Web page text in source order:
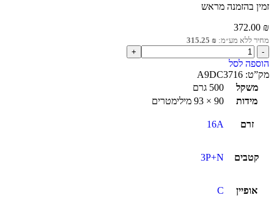
זמין בהזמנה מראש
372.00 ₪
מחיר ללא מע״מ: 315.25 ₪
הוספה לסל
מק”ט: A9DC3716
משקל
500 גרם
מידות
90 × 93 מילימטרים
זרם 16A
קטבים 3P+N
אופיין C